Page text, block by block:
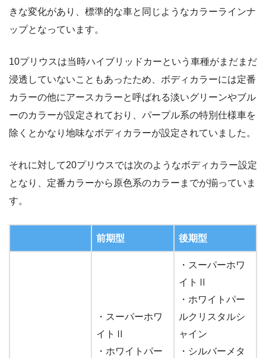
きな変化があり、標準的な車と同じようなカラーラインナ
ップとなっています。
10プリウスは当時ハイブリッドカーという車種がまだまだ
浸透していないこともあったため、ボディカラーには定番
カラーの他にアースカラーと呼ばれる淡いグリーンやブル
ーのカラーが設定されており、パープル系の特別仕様車を
除くとかなり地味なボディカラーが設定されていました。
それに対して20プリウスでは次のようなボディカラー設定
となり、定番カラーから原色系のカラーまでが揃っていま
す。
前期型 後期型
・スーパーホワ
イトⅡ
・ホワイトパー
・スーパーホワ
イトⅡ
・ホワイトパー
ルクリスタルシ
ャイン
・シルバーメタ